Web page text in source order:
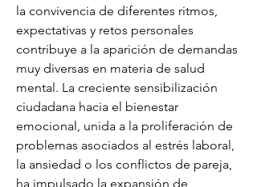
la convivencia de diferentes ritmos,
expectativas y retos personales
contribuye a la aparición de demandas
muy diversas en materia de salud
mental. La creciente sensibilización
ciudadana hacia el bienestar
emocional, unida a la proliferación de
problemas asociados al estrés laboral,
la ansiedad o los conflictos de pareja,
ha impulsado la expansión de